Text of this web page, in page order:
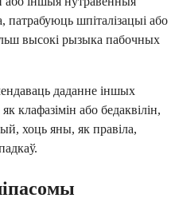
патрабуюць шпіталізацыі або
высокі рызыка пабочных
даданне іншых
клафазімін або бедаквілін,
хоць яны, як правіла,